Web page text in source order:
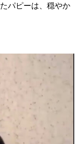
パピーは、穏やか